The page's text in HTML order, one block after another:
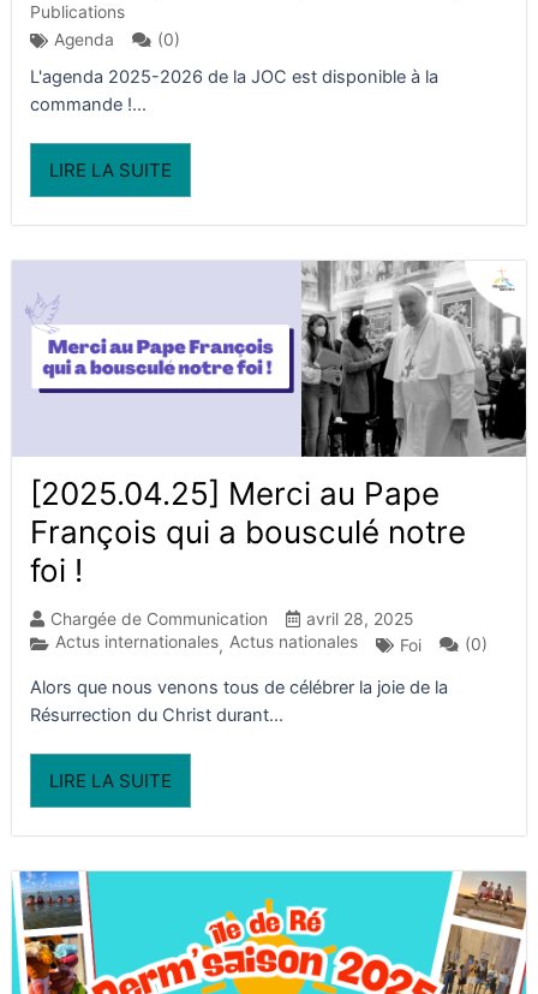
Publications
Agenda
(0)
L'agenda 2025-2026 de la JOC est disponible à la
commande !...
LIRE LA SUITE
[2025.04.25] Merci au Pape
François qui a bousculé notre
foi ! ​
Chargée de Communication
avril 28, 2025
Actus internationales, Actus nationales Foi (0)
Alors que nous venons tous de célébrer la joie de la
Résurrection du Christ durant...
LIRE LA SUITE